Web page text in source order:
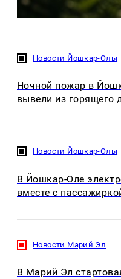
Новости Йошкар-Олы
Ночной пожар в
вывели из горящего
Новости Йошкар-Олы
В Йошкар-Оле
вместе с
Новости Марий Эл
В Марий Эл